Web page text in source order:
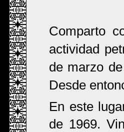
Comparto
actividad
de marzo
Desde
En este
de 1969.